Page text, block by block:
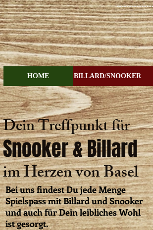
HOME BILLARD/SNOOKER
Dein Treffpunkt für
Snooker & Billard
im Herzen von Basel
Bei uns findest Du jede Menge
Spielspass mit Billard und Snooker
und auch für Dein leibliches Wohl
ist gesorgt.